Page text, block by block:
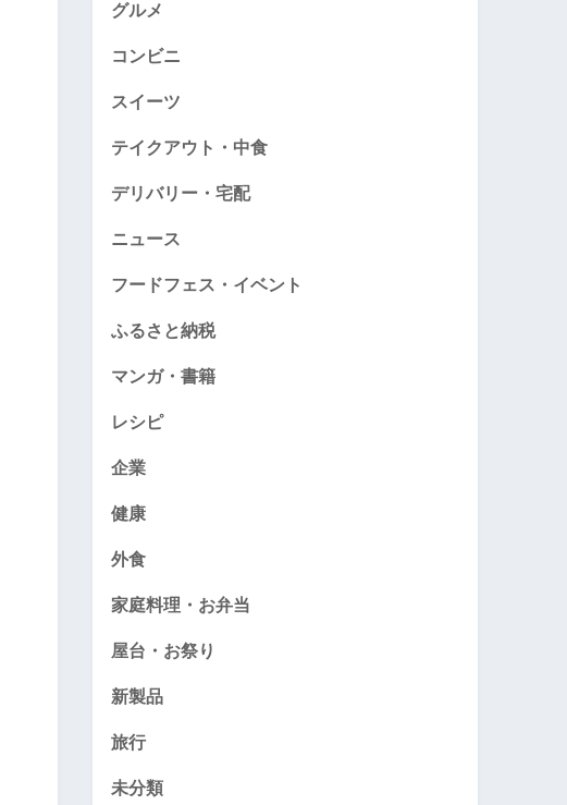
グルメ
コンビニ
スイーツ
テイクアウト・中食
デリバリー・宅配
ニュース
フードフェス・イベント
ふるさと納税
マンガ・書籍
レシピ
企業
健康
外食
家庭料理・お弁当
屋台・お祭り
新製品
旅行
未分類